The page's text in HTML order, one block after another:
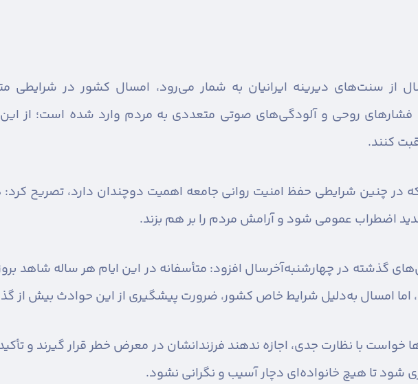
از سنت‌های دیرینه ایرانیان به شمار می‌رود، امسال کشور در شرایطی
فشارهای روحی و آلودگی‌های صوتی متعددی به مردم وارد شده است؛ از
کنند.
در چنین شرایطی حفظ امنیت روانی جامعه اهمیت دوچندان دارد، تصریح
اضطراب عمومی شود و آرامش مردم را بر هم بزند.
گذشته در چهارشنبه‌آخرسال افزود: متأسفانه در این ایام هر ساله شاهد
اما امسال به‌دلیل شرایط خاص کشور، ضرورت پیشگیری از این حوادث بیش
خواست با نظارت جدی، اجازه ندهند فرزندانشان در معرض خطر قرار گیرند و
شود تا هیچ خانواده‌ای دچار آسیب و نگرانی نشود.